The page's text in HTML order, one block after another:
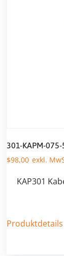
301-KAPM-075-
$98,00
KAP301
Produktdetails